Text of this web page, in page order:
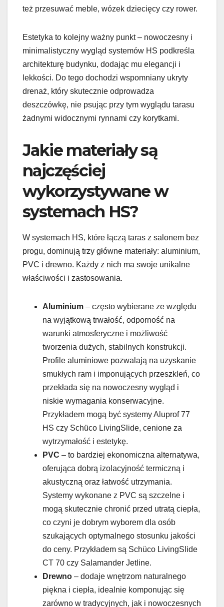
też przesuwać meble, wózek dziecięcy czy rower.
Estetyka to kolejny ważny punkt – nowoczesny i
minimalistyczny wygląd systemów HS podkreśla
architekturę budynku, dodając mu elegancji i
lekkości. Do tego dochodzi wspomniany ukryty
drenaż, który skutecznie odprowadza
deszczówkę, nie psując przy tym wyglądu tarasu
żadnymi widocznymi rynnami czy korytkami.
Jakie materiały są
najczęściej
wykorzystywane w
systemach HS?
W systemach HS, które łączą taras z salonem bez
progu, dominują trzy główne materiały: aluminium,
PVC i drewno. Każdy z nich ma swoje unikalne
właściwości i zastosowania.
Aluminium – często wybierane ze względu
na wyjątkową trwałość, odporność na
warunki atmosferyczne i możliwość
tworzenia dużych, stabilnych konstrukcji.
Profile aluminiowe pozwalają na uzyskanie
smukłych ram i imponujących przeszkleń, co
przekłada się na nowoczesny wygląd i
niskie wymagania konserwacyjne.
Przykładem mogą być systemy Aluprof 77
HS czy Schüco LivingSlide, cenione za
wytrzymałość i estetykę.
PVC – to bardziej ekonomiczna alternatywa,
oferująca dobrą izolacyjność termiczną i
akustyczną oraz łatwość utrzymania.
Systemy wykonane z PVC są szczelne i
mogą skutecznie chronić przed utratą ciepła,
co czyni je dobrym wyborem dla osób
szukających optymalnego stosunku jakości
do ceny. Przykładem są Schüco LivingSlide
CT 70 czy Salamander Jetline.
Drewno – dodaje wnętrzom naturalnego
piękna i ciepła, idealnie komponując się
zarówno w tradycyjnych, jak i nowoczesnych